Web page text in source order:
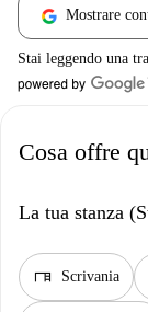
Mostrare
Stai leggendo una
Cosa offre
La tua stanza
desk Scrivania